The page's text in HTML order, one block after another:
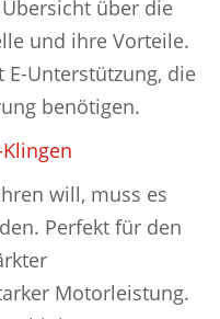
über die
und ihre Vorteile.
E-Unterstützung, die
benötigen.
will, muss es
Perfekt für den
Motorleistung.